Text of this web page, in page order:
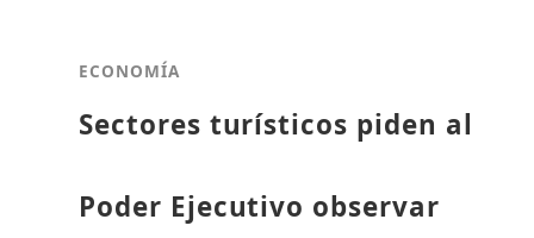
ECONOMÍA
Sectores turísticos piden al
Poder Ejecutivo observar